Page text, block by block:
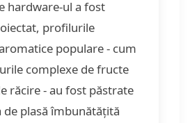
hardware-ul a fost
profilurile
populare - cum
complexe de fructe
răcire - au fost păstrate
plasă îmbunătățită